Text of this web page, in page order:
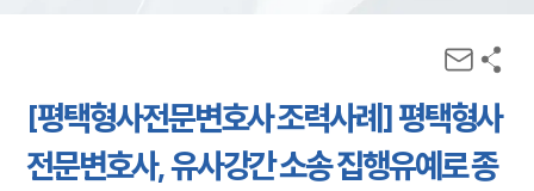
[평택형사전문변호사 조력사례] 평택형사
전문변호사, 유사강간 소송 집행유예로 종